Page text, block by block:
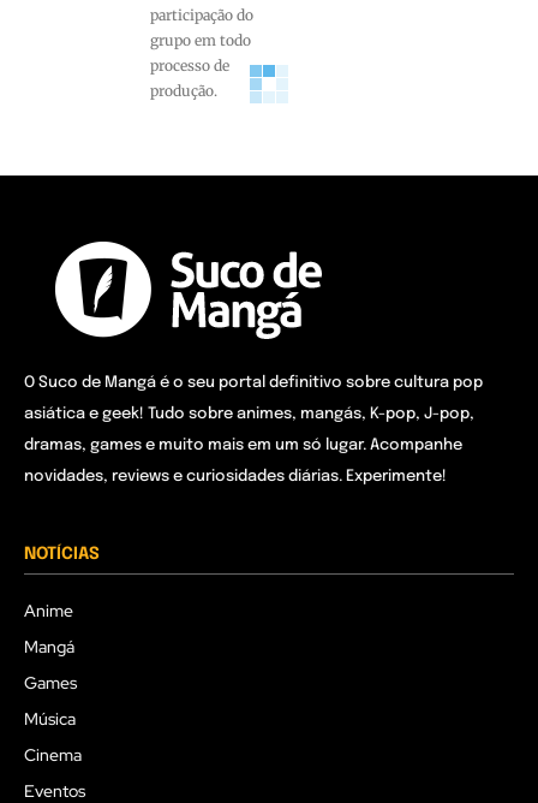
participação do
grupo em todo
processo de
produção.
O Suco de Mangá é o seu portal definitivo sobre cultura pop
asiática e geek! Tudo sobre animes, mangás, K-pop, J-pop,
dramas, games e muito mais em um só lugar. Acompanhe
novidades, reviews e curiosidades diárias. Experimente!
NOTÍCIAS
Anime
Mangá
Games
Música
Cinema
Eventos